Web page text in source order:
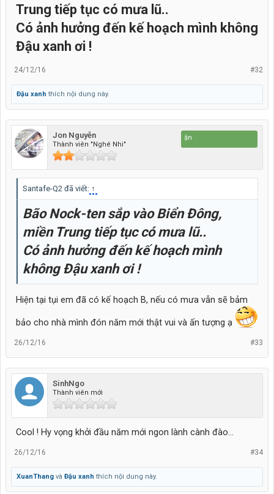
Trung tiếp tục có mưa lũ..
Có ảnh hưởng đến kế hoạch mình không
Đậu xanh ơi !
#32
24/12/16
Đậu xanh thích nội dung này.
Jon Nguyễn
Thành viên "Nghé Nhi"
Đi để về, cho để nhận
Santafe-Q2 đã viết: ↑
Bão Nock-ten sắp vào Biển Đông,
miền Trung tiếp tục có mưa lũ..
Có ảnh hưởng đến kế hoạch mình
không Đậu xanh ơi !
Hiện tại tụi em đã có kế hoạch B, nếu có mưa vẫn sẽ bảm
bảo cho nhà mình đón năm mới thật vui và ấn tượng ạ
#33
26/12/16
SinhNgo
Thành viên mới
Cool ! Hy vọng khởi đầu năm mới ngon lành cành đào...
#34
26/12/16
XuanThang và Đậu xanh thích nội dung này.